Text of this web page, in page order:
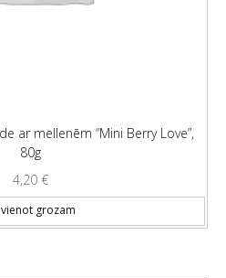
ar mellenēm “Mini Berry Love”,
80g
4,20 €
grozam